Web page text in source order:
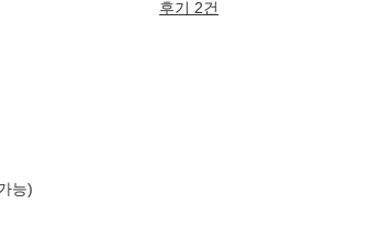
후기 2건
능)